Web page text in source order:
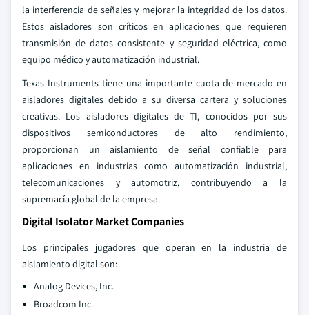
la interferencia de señales y mejorar la integridad de los datos.
Estos aisladores son críticos en aplicaciones que requieren
transmisión de datos consistente y seguridad eléctrica, como
equipo médico y automatización industrial.
Texas Instruments tiene una importante cuota de mercado en
aisladores digitales debido a su diversa cartera y soluciones
creativas. Los aisladores digitales de TI, conocidos por sus
dispositivos semiconductores de alto rendimiento,
proporcionan un aislamiento de señal confiable para
aplicaciones en industrias como automatización industrial,
telecomunicaciones y automotriz, contribuyendo a la
supremacía global de la empresa.
Digital Isolator Market Companies
Los principales jugadores que operan en la industria de
aislamiento digital son:
Analog Devices, Inc.
Broadcom Inc.